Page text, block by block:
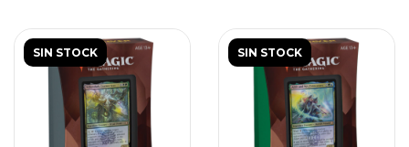
SIN STOCK SIN STOCK